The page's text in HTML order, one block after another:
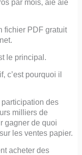
par mois, aie aie
fichier PDF gratuit
le principal.
c’est pourquoi il
participation des
milliers de
gagner de quoi
les ventes papier.
acheter des